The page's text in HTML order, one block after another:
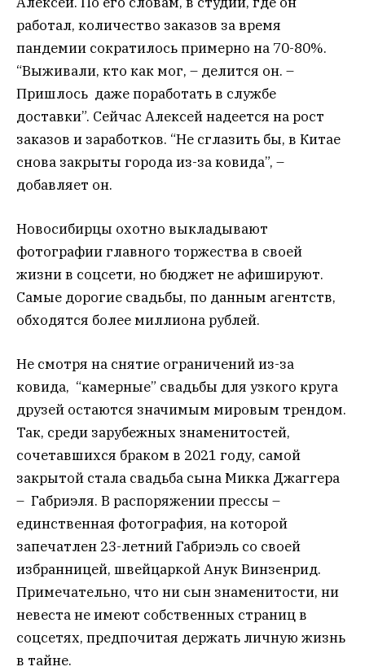
работал, количество заказов за время
пандемии сократилось примерно на 70-80%.
“Выживали, кто как мог, – делится он. –
Пришлось даже поработать в службе
доставки”. Сейчас Алексей надеется на рост
заказов и заработков. “Не сглазить бы, в Китае
снова закрыты города из-за ковида”, –
добавляет он.
Новосибирцы охотно выкладывают
фотографии главного торжества в своей
жизни в соцсети, но бюджет не афишируют.
Самые дорогие свадьбы, по данным агентств,
обходятся более миллиона рублей.
Не смотря на снятие ограничений из-за
ковида, “камерные” свадьбы для узкого круга
друзей остаются значимым мировым трендом.
Так, среди зарубежных знаменитостей,
сочетавшихся браком в 2021 году, самой
закрытой стала свадьба сына Микка Джаггера
– Габриэля. В распоряжении прессы –
единственная фотография, на которой
запечатлен 23-летний Габриэль со своей
избранницей, швейцаркой Анук Винзенрид.
Примечательно, что ни сын знаменитости, ни
невеста не имеют собственных страниц в
соцсетях, предпочитая держать личную жизнь
в тайне.